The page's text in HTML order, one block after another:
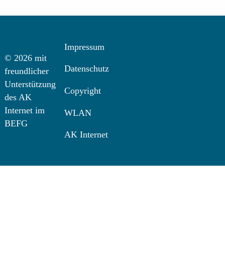
© 2026 mit
freundlicher
Unterstützung
des AK
Internet im
BEFG
Impressum
Datenschutz
Copyright
WLAN
AK Internet